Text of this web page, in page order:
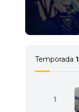
Temporada 1
1